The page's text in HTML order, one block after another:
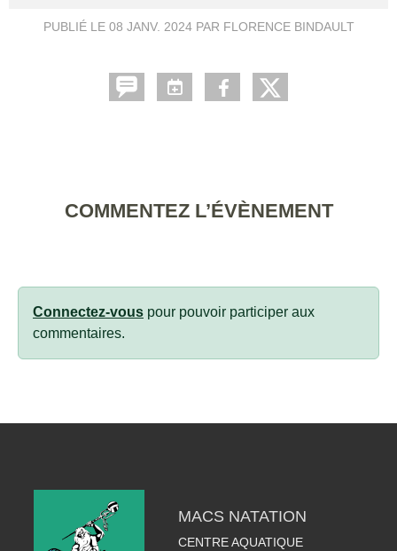
PUBLIÉ LE 08 JANV. 2024PAR FLORENCE BINDAULT
COMMENTEZ L’ÉVÈNEMENT
Connectez-vous pour pouvoir participer aux
commentaires.
MACS NATATION
CENTRE AQUATIQUE